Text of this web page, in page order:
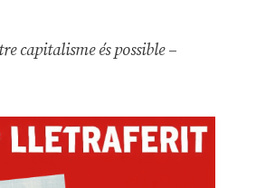
capitalisme és possible –